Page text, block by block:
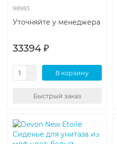
98983
Уточняйте у менеджера
33394 ₽
В корзину
Быстрый заказ